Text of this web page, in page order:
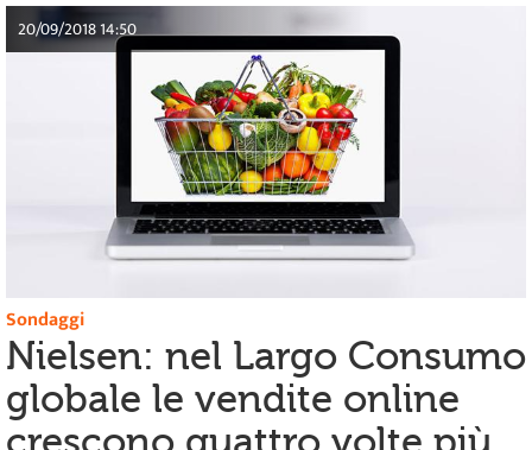
20/09/2018 14:50
Sondaggi
Nielsen: nel Largo Consumo
globale le vendite online